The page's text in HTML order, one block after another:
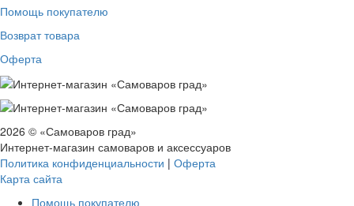
Помощь покупателю
Возврат товара
Оферта
2026 © «Самоваров град»
Интернет-магазин самоваров и аксессуаров
Политика конфиденциальности | Оферта
Карта сайта
Помощь покупателю